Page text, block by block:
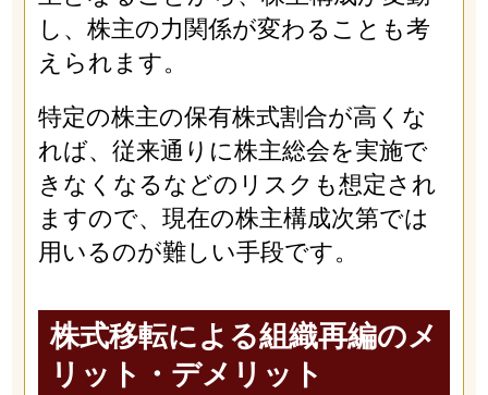
し、株主の力関係が変わることも考
えられます。
特定の株主の保有株式割合が高くな
れば、従来通りに株主総会を実施で
きなくなるなどのリスクも想定され
ますので、現在の株主構成次第では
用いるのが難しい手段です。
株式移転による組織再編のメ
リット・デメリット